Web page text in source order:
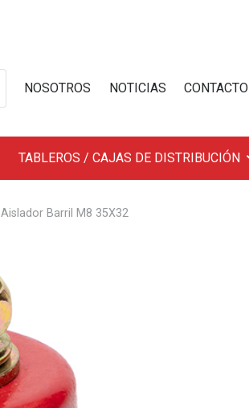
NOSOTROS NOTICIAS CONTACTO
TABLEROS / CAJAS DE DISTRIBUCIÓN
Aislador Barril M8 35X32